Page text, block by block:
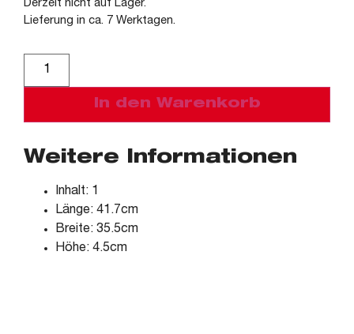
Derzeit nicht auf Lager.
Lieferung in ca. 7 Werktagen.
In den Warenkorb
Weitere Informationen
Inhalt: 1
Länge: 41.7cm
Breite: 35.5cm
Höhe: 4.5cm